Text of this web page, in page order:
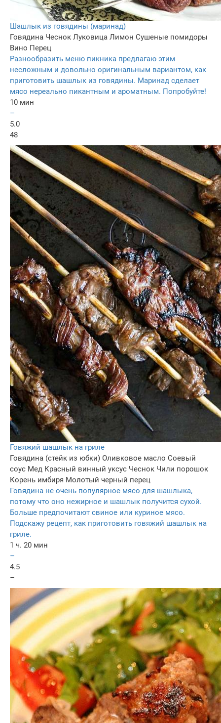
Шашлык из говядины (маринад)
Говядина Чеснок Луковица Лимон Сушеные помидоры
Вино Перец
Разнообразить меню пикника предлагаю этим
несложным и довольно оригинальным вариантом, как
приготовить шашлык из говядины. Маринад сделает
мясо нереально пикантным и ароматным. Попробуйте!
10 мин
–
5.0
48
Говяжий шашлык на гриле
Говядина (стейк из юбки) Оливковое масло Соевый
соус Мед Красный винный уксус Чеснок Чили порошок
Корень имбиря Молотый черный перец
Говядина не очень популярное мясо для шашлыка,
потому что оно нежирное и шашлык получится сухой.
Больше предпочитают свиное или куриное мясо.
Подскажу рецепт, как приготовить говяжий шашлык на
гриле.
1 ч. 20 мин
–
4.5
–